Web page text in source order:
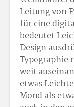
Leitung von
für eine
bedeutet
Design
Typographie
weit
etwas
Mond als